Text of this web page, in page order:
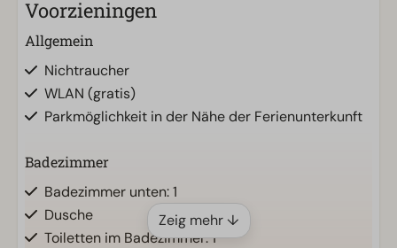
Voorzieningen
Allgemein
Nichtraucher
WLAN (gratis)
Parkmöglichkeit in der Nähe der Ferienunterkunft
Badezimmer
Badezimmer unten: 1
Dusche
Toiletten im Badezimmer: 1
Zeig mehr ↓